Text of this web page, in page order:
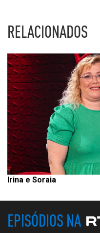
RELACIONADOS
Irina e Soraia
EPISÓDIOS NA